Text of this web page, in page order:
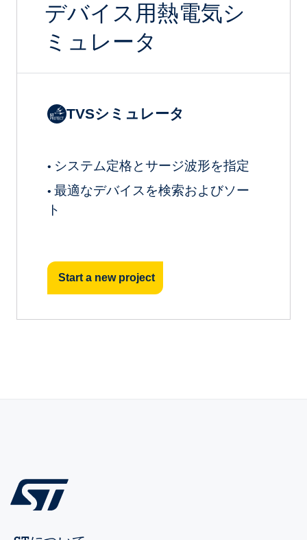
デバイス用熱電気シ
ミュレータ
TVSシミュレータ
• システム定格とサージ波形を指定
• 最適なデバイスを検索およびソー
ト
Start a new project